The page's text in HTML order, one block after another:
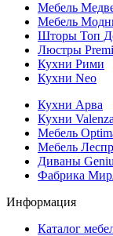
Мебель
Мебель
Шторы Топ
Люстры
Кухни Рими
Кухни Neo
Кухни Арва
Кухни
Мебель
Мебель
Диваны
Фабрика
Информация
Каталог